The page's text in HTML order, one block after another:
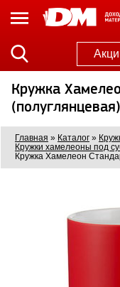
Кружка
(полуглянцевая)
Главная » Каталог »
Кружки хамелеоны под
Кружка Хамелеон